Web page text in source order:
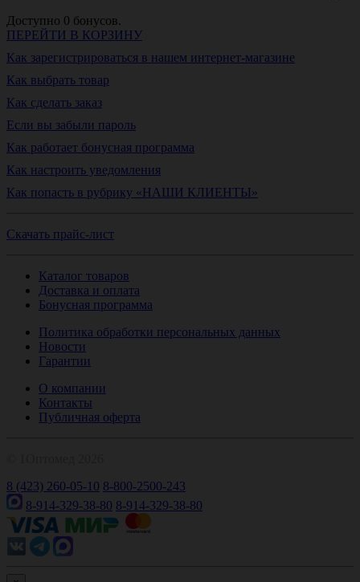
Доступно 0 бонусов.
ПЕРЕЙТИ В КОРЗИНУ
Как зарегистрироваться в нашем интернет-магазине
Как выбрать товар
Как сделать заказ
Если вы забыли пароль
Как работает бонусная программа
Как настроить уведомления
Как попасть в рубрику «НАШИ КЛИЕНТЫ»
Скачать прайс-лист
Каталог товаров
Доставка и оплата
Бонусная программа
Политика обработки персональных данных
Новости
Гарантии
О компании
Контакты
Публичная оферта
8 (423) 260-05-10 8-800-2500-243
8-914-329-38-80 8-914-329-38-80